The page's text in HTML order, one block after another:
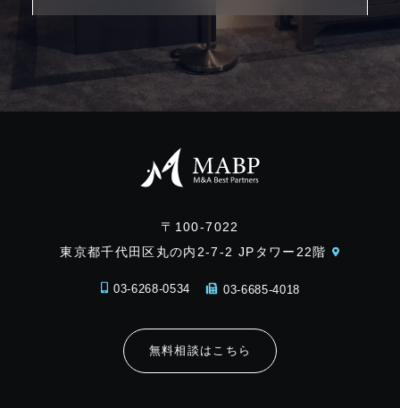
〒100-7022
東京都千代田区丸の内2-7-2 JPタワー22階
03-6268-0534 03-6685-4018
無料相談はこちら